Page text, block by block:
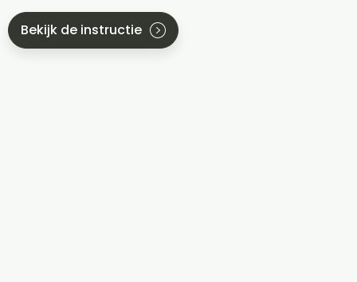
Bekijk de instructie